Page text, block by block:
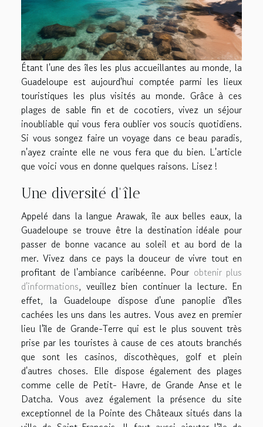
Étant l'une des îles les plus accueillantes au monde, la
Guadeloupe est aujourd'hui comptée parmi les lieux
touristiques les plus visités au monde. Grâce à ces
plages de sable fin et de cocotiers, vivez un séjour
inoubliable qui vous fera oublier vos soucis quotidiens.
Si vous songez faire un voyage dans ce beau paradis,
n'ayez crainte elle ne vous fera que du bien. L'article
que voici vous en donne quelques raisons. Lisez !
Une diversité d'île
Appelé dans la langue Arawak, île aux belles eaux, la
Guadeloupe se trouve être la destination idéale pour
passer de bonne vacance au soleil et au bord de la
mer. Vivez dans ce pays la douceur de vivre tout en
profitant de l'ambiance caribéenne. Pour obtenir plus
d'informations, veuillez bien continuer la lecture. En
effet, la Guadeloupe dispose d'une panoplie d'îles
cachées les uns dans les autres. Vous avez en premier
lieu l'île de Grande-Terre qui est le plus souvent très
prise par les touristes à cause de ces atouts branchés
que sont les casinos, discothèques, golf et plein
d'autres choses. Elle dispose également des plages
comme celle de Petit- Havre, de Grande Anse et le
Datcha. Vous avez également la présence du site
exceptionnel de la Pointe des Châteaux situés dans la